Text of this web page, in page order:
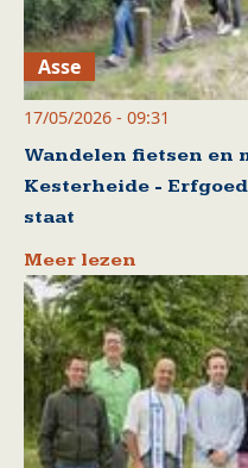
Asse
17/05/2026 - 09:31
Wandelen fietsen en
Kesterheide -
staat
Meer lezen